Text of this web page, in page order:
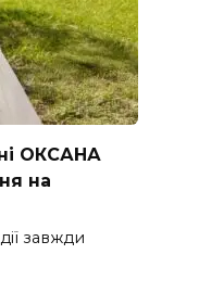
ОКСАНА
на
завжди